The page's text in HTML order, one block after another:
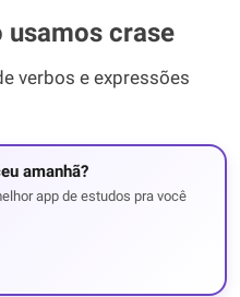
usamos crase
verbos e expressões
amanhã?
app de estudos pra você